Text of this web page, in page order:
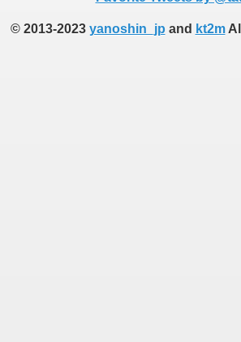
© 2013-2023 yanoshin_jp and kt2m